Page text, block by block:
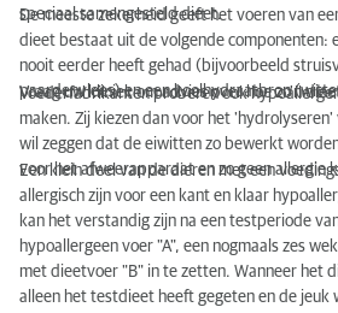
speciaal samengesteld dieet.
De meeste zekerheid geeft het voeren van
dieet bestaat uit de volgende componenten:
nooit eerder heeft gehad (bijvoorbeeld
paardenvlees) en een koolhydraatbron
Vraag uw kliniek om advies over hoe zo'n
Voederfabrikanten proberen ook
maken. Zij kiezen dan voor het
wil zeggen dat de eiwitten zo bewerkt
voor het afweerapparaat en zo geen allergie
Een klein deel van de dieren met een
allergisch zijn voor een kant en klaar
kan het verstandig zijn na een testperiode
hypoallergeen voer "A", een nogmaals zes
met dieetvoer "B" in te zetten. Wanneer het
alleen het testdieet heeft gegeten en de